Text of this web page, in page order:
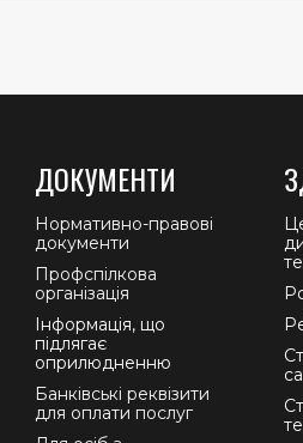
ДОКУМЕНТИ
Нормативно-правові
документи
Профспілкова
організація
Інформація, що
підлягає
оприлюдненню
Банківські реквізити
для оплати послуг